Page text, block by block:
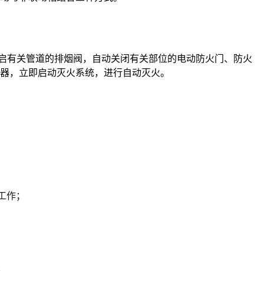
关管道的排烟阀，自动关闭有关部位的电动防火门、防火
，立即启动灭火系统，进行自动灭火。
作；